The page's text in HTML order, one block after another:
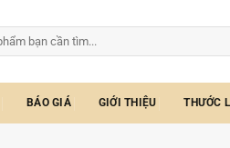
BÁO GIÁ GIỚI THIỆU THƯỚC